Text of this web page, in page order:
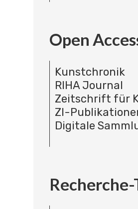
Open
Kunstchronik
RIHA Journal
Zeitschrift für
ZI-
Digitale